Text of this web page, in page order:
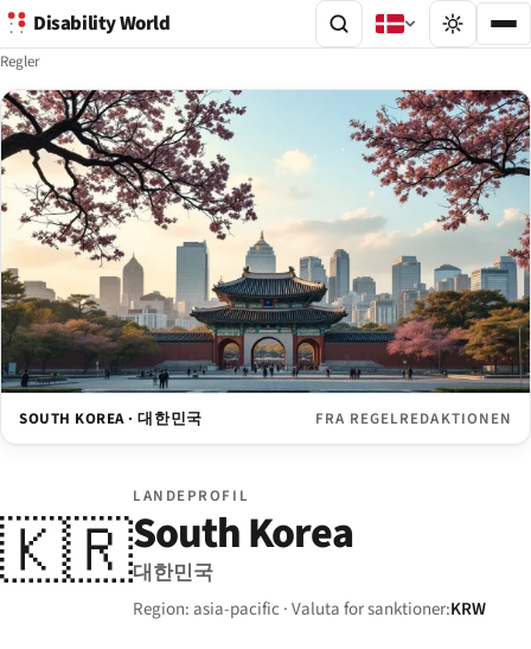
Disability World
Regler
SOUTH KOREA · 대한민국 FRA REGELREDAKTIONEN
🇰🇷
LANDEPROFIL
South Korea
대한민국
Region: asia-pacific · Valuta for sanktioner:KRW